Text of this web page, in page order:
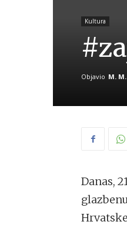
Kultura
Objavio M. M.
Danas,